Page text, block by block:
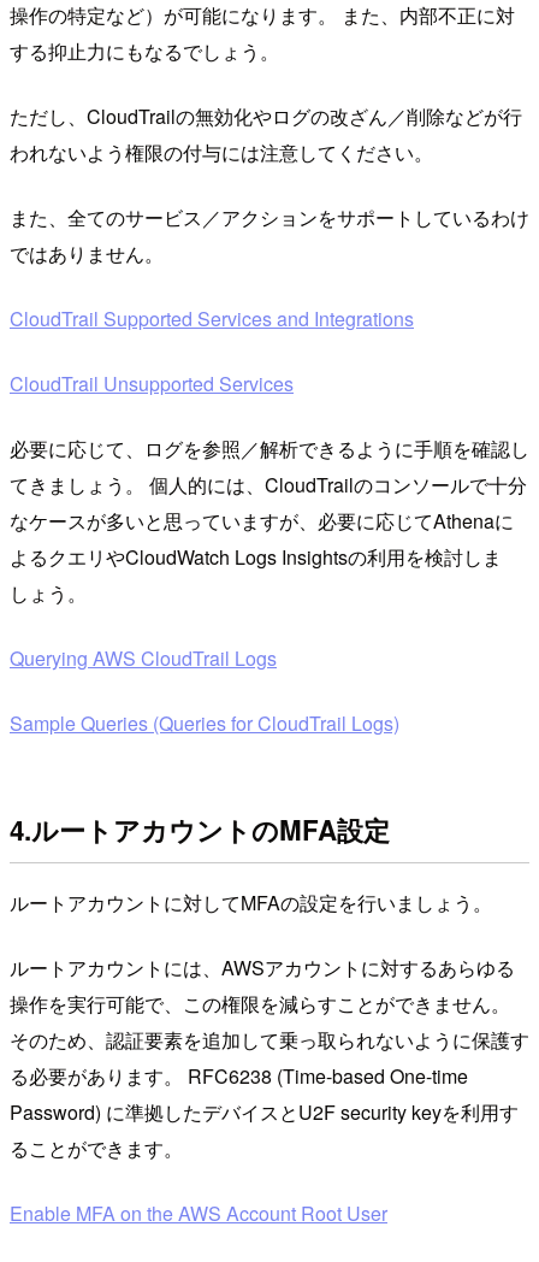
操作の特定など）が可能になります。 また、内部不正に対
する抑止力にもなるでしょう。
ただし、CloudTrailの無効化やログの改ざん／削除などが行
われないよう権限の付与には注意してください。
また、全てのサービス／アクションをサポートしているわけ
ではありません。
CloudTrail Supported Services and Integrations
CloudTrail Unsupported Services
必要に応じて、ログを参照／解析できるように手順を確認し
てきましょう。 個人的には、CloudTrailのコンソールで十分
なケースが多いと思っていますが、必要に応じてAthenaに
よるクエリやCloudWatch Logs Insightsの利用を検討しま
しょう。
Querying AWS CloudTrail Logs
Sample Queries (Queries for CloudTrail Logs)
4.ルートアカウントのMFA設定
ルートアカウントに対してMFAの設定を行いましょう。
ルートアカウントには、AWSアカウントに対するあらゆる
操作を実行可能で、この権限を減らすことができません。
そのため、認証要素を追加して乗っ取られないように保護す
る必要があります。 RFC6238 (Time-based One-time
Password) に準拠したデバイスとU2F security keyを利用す
ることができます。
Enable MFA on the AWS Account Root User